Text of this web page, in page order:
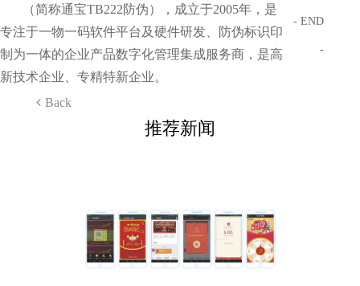
（简称通宝TB222防伪），成立于2005年，是
专注于一物一码软件平台及硬件研发、防伪标识印
制为一体的企业产品数字化管理集成服务商，是高
新技术企业、专精特新企业。
Back
- END
-
推荐新闻